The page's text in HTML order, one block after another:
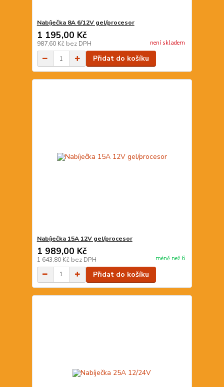
Nabíječka 8A 6/12V gel/procesor
1 195,00 Kč
987,60 Kč bez DPH není skladem
Přidat do košíku
Nabíječka 15A 12V gel/procesor
1 989,00 Kč
1 643,80 Kč bez DPH méně než 6
Přidat do košíku